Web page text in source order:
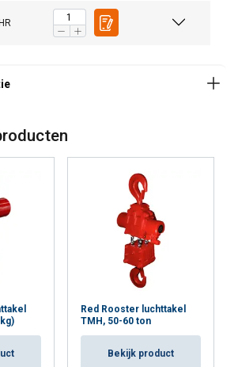
Red Rooster luchttakel
TMH, 50-60 ton
Bekijk product